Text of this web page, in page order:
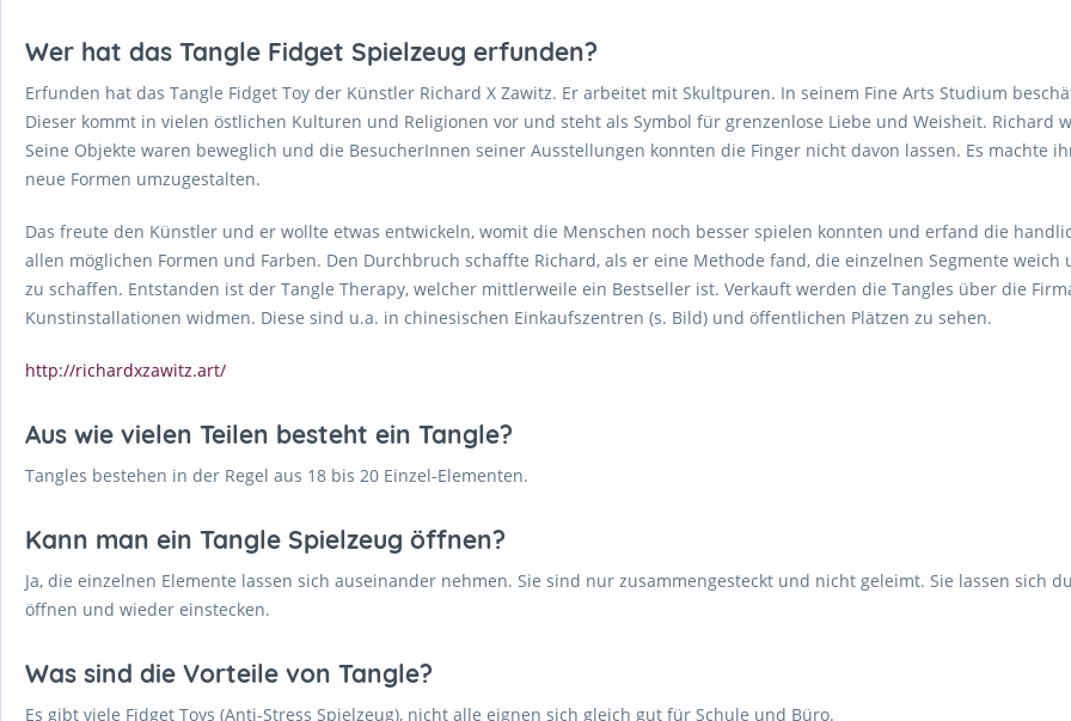
Wer hat das Tangle Fidget Spielzeug erfunden?
Erfunden hat das Tangle Fidget Toy der Künstler Richard X Zawitz. Er arbeitet mit Skultpuren. In seinem Fine Arts Studium
Dieser kommt in vielen östlichen Kulturen und Religionen vor und steht als Symbol für grenzenlose Liebe und Weisheit.
Seine Objekte waren beweglich und die BesucherInnen seiner Ausstellungen konnten die Finger nicht davon lassen. Es machte
neue Formen umzugestalten.
Das freute den Künstler und er wollte etwas entwickeln, womit die Menschen noch besser spielen konnten und erfand die
allen möglichen Formen und Farben. Den Durchbruch schaffte Richard, als er eine Methode fand, die einzelnen Segmente
zu schaffen. Entstanden ist der Tangle Therapy, welcher mittlerweile ein Bestseller ist. Verkauft werden die Tangles über die
Kunstinstallationen widmen. Diese sind u.a. in chinesischen Einkaufszentren (s. Bild) und öffentlichen Plätzen zu sehen.
http://richardxzawitz.art/
Aus wie vielen Teilen besteht ein Tangle?
Tangles bestehen in der Regel aus 18 bis 20 Einzel-Elementen.
Kann man ein Tangle Spielzeug öffnen?
Ja, die einzelnen Elemente lassen sich auseinander nehmen. Sie sind nur zusammengesteckt und nicht geleimt. Sie lassen sich
öffnen und wieder einstecken.
Was sind die Vorteile von Tangle?
Es gibt viele Fidget Toys (Anti-Stress Spielzeug), nicht alle eignen sich gleich gut für Schule und Büro.